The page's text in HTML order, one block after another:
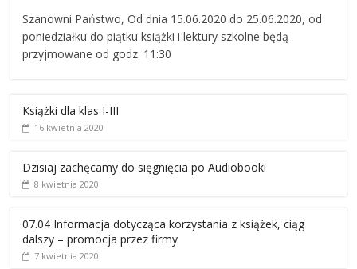
Szanowni Państwo, Od dnia 15.06.2020 do 25.06.2020, od
poniedziałku do piątku książki i lektury szkolne będą
przyjmowane od godz. 11:30
Książki dla klas I-III
16 kwietnia 2020
Dzisiaj zachęcamy do sięgnięcia po Audiobooki
8 kwietnia 2020
07.04 Informacja dotycząca korzystania z książek, ciąg
dalszy – promocja przez firmy
7 kwietnia 2020